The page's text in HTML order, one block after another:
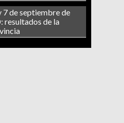
7 de septiembre de
resultados de la